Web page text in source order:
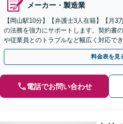
メーカー・製造業
【岡山駅10分】【弁護士3人在籍】【月3
の法務を強力にサポートします。契約書
や従業員とのトラブルなど幅広く対応で
えるよう尽力します【土日祝／夜間対応
料金表を見
電話でお問い合わせ